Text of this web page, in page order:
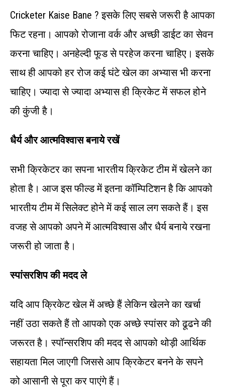
Cricketer Kaise Bane ? इसके लिए सबसे जरूरी है आपका
फिट रहना। आपको रोजाना वर्क और अच्छी डाईट का सेवन
करना चाहिए। अनहेल्दी फूड से परहेज करना चाहिए। इसके
साथ ही आपको हर रोज कई घंटे खेल का अभ्यास भी करना
चाहिए। ज्यादा से ज्यादा अभ्यास ही क्रिकेट में सफल होने
की कुंजी है।
धैर्य और आत्मविश्वास बनाये रखें
सभी क्रिकेटर का सपना भारतीय क्रिकेट टीम में खेलने का
होता है। आज इस फील्ड में इतना कॉम्पिटिशन है कि आपको
भारतीय टीम में सिलेक्ट होने में कई साल लग सकते हैं। इस
वजह से आपको अपने में आत्मविश्वास और धैर्य बनाये रखना
जरूरी हो जाता है।
स्पांसरशिप की मदद ले
यदि आप क्रिकेट खेल में अच्छे हैं लेकिन खेलने का खर्चा
नहीं उठा सकते हैं तो आपको एक अच्छे स्पांसर को ढूढने की
जरूरत है। स्पॉन्सरशिप की मदद से आपको थोड़ी आर्थिक
सहायता मिल जाएगी जिससे आप क्रिकेटर बनने के सपने
को आसानी से पूरा कर पाएंगे हैं।